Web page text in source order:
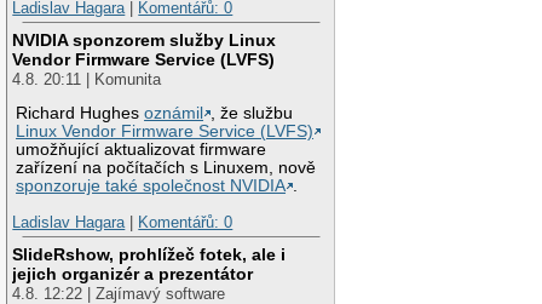
Ladislav Hagara| Komentářů: 0
NVIDIA sponzorem služby Linux
Vendor Firmware Service (LVFS)
4.8. 20:11 | Komunita
Richard Hughesoznámil
, že službu
Linux Vendor Firmware Service (LVFS)
umožňující aktualizovat firmware
zařízení na počítačích s Linuxem, nově
sponzoruje také společnost NVIDIA .
Ladislav Hagara| Komentářů: 0
SlideRshow, prohlížeč fotek, ale i
jejich organizér a prezentátor
4.8. 12:22 | Zajímavý software